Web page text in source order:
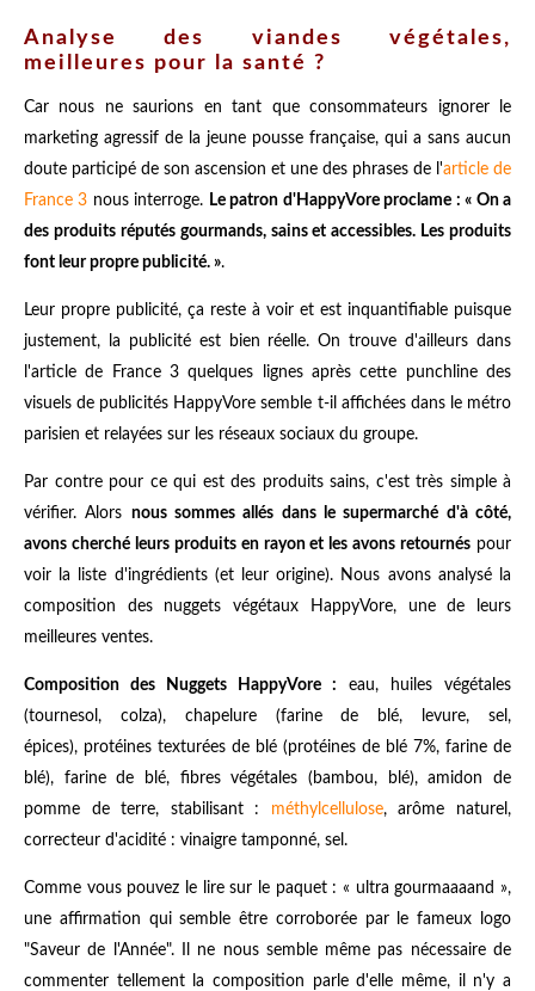
Analyse des viandes végétales,
meilleures pour la santé ?
Car nous ne saurions en tant que consommateurs ignorer le
marketing agressif de la jeune pousse française, qui a sans aucun
doute participé de son ascension et une des phrases de l'article de
France 3 nous interroge. Le patron d'HappyVore proclame : « On a
des produits réputés gourmands, sains et accessibles. Les produits
font leur propre publicité. ».
Leur propre publicité, ça reste à voir et est inquantifiable puisque
justement, la publicité est bien réelle. On trouve d'ailleurs dans
l'article de France 3 quelques lignes après cette punchline des
visuels de publicités HappyVore semble t-il affichées dans le métro
parisien et relayées sur les réseaux sociaux du groupe.
Par contre pour ce qui est des produits sains, c'est très simple à
vérifier. Alors nous sommes allés dans le supermarché d'à côté,
avons cherché leurs produits en rayon et les avons retournés pour
voir la liste d'ingrédients (et leur origine). Nous avons analysé la
composition des nuggets végétaux HappyVore, une de leurs
meilleures ventes.
Composition des Nuggets HappyVore : eau, huiles végétales
(tournesol, colza), chapelure (farine de blé, levure, sel,
épices), protéines texturées de blé (protéines de blé 7%, farine de
blé), farine de blé, fibres végétales (bambou, blé), amidon de
pomme de terre, stabilisant : méthylcellulose, arôme naturel,
correcteur d'acidité : vinaigre tamponné, sel.
Comme vous pouvez le lire sur le paquet : « ultra gourmaaaand »,
une affirmation qui semble être corroborée par le fameux logo
"Saveur de l'Année". Il ne nous semble même pas nécessaire de
commenter tellement la composition parle d'elle même, il n'y a